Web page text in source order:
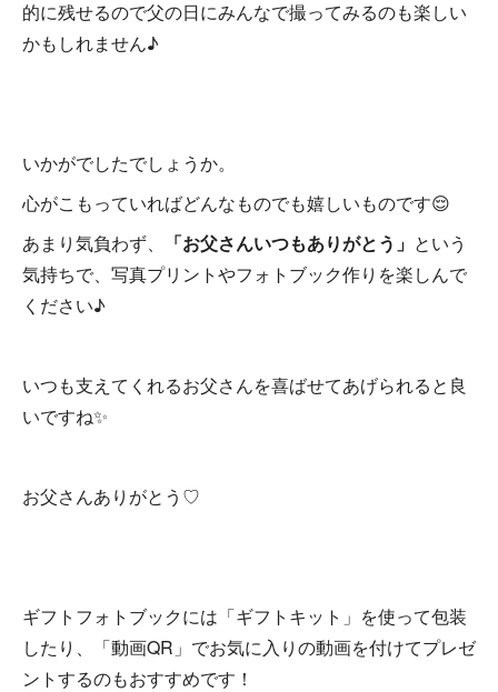
的に残せるので父の日にみんなで撮ってみるのも楽しい
かもしれません♪
いかがでしたでしょうか。
心がこもっていればどんなものでも嬉しいものです😌
あまり気負わず、
「お父さんいつもありがとう」 という
気持ちで、写真プリントやフォトブック作りを楽しんで
ください♪
いつも支えてくれるお父さんを喜ばせてあげられると良
いですね✨
お父さんありがとう♡
ギフトフォトブックには「ギフトキット」を使って包装
したり、「動画QR」でお気に入りの動画を付けてプレゼ
ントするのもおすすめです！